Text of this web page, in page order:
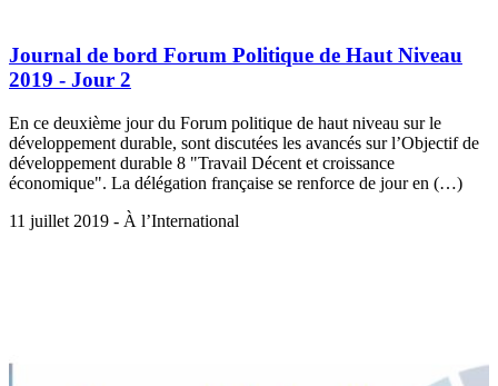
Journal de bord Forum Politique de Haut Niveau
2019 - Jour 2
En ce deuxième jour du Forum politique de haut niveau sur le
développement durable, sont discutées les avancés sur l’Objectif de
développement durable 8 "Travail Décent et croissance
économique". La délégation française se renforce de jour en (…)
11 juillet 2019 - À l’International